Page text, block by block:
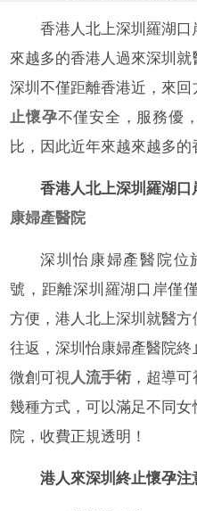
香港人北上深圳羅湖口
來越多的香港人過來深圳就
深圳不僅距離香港近，來
止懷孕不僅安全，服務優
比，因此近年來越來越多的
香港人北上深圳羅湖
康婦產醫院
深圳怡康婦產醫院位
號，距離深圳羅湖口岸僅
方便，港人北上深圳就醫
往返，深圳怡康婦產醫院終
微創可視人流手術 ，超導可
幾種方式，可以滿足不同
院，收費正規透明！
港人來深圳終止懷孕注